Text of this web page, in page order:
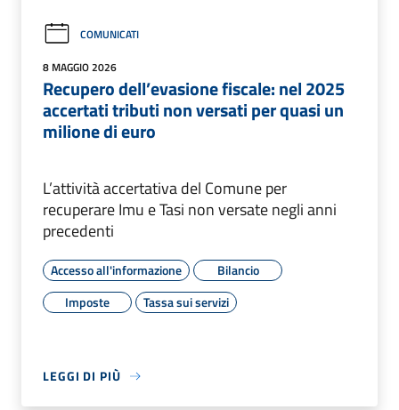
COMUNICATI
8 MAGGIO 2026
Recupero dell’evasione fiscale: nel 2025
accertati tributi non versati per quasi un
milione di euro
L’attività accertativa del Comune per
recuperare Imu e Tasi non versate negli anni
precedenti
Accesso all'informazione
Bilancio
Imposte
Tassa sui servizi
LEGGI DI PIÙ